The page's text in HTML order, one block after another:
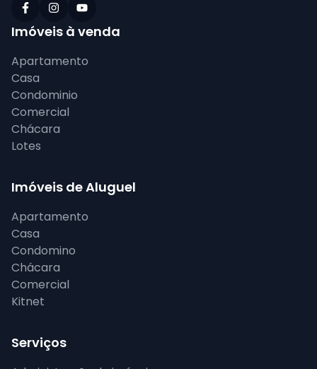
Imóveis à venda
Apartamento
Casa
Condominio
Comercial
Chácara
Lotes
Imóveis de Aluguel
Apartamento
Casa
Condomino
Chácara
Comercial
Kitnet
Serviços